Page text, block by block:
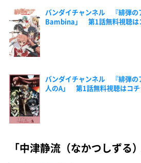
バンダイチャンネル 『緋弾
Bambina」 第1話無料視聴は
バンダイチャンネル 『緋弾
人のA」 第1話無料視聴はコ
「中津静流（なかつしずる）